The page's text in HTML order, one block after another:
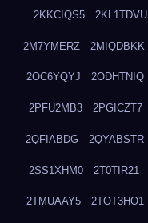
2KKCIQS5 2KL1TDVU
2M7YMERZ 2MIQDBKK
2OC6YQYJ 2ODHTNIQ
2PFU2MB3 2PGICZT7
2QFIABDG 2QYABSTR
2SS1XHM0 2T0TIR21
2TMUAAY5 2TOT3HO1